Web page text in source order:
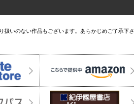
いのない作品もございます。あらかじめご了承下さ